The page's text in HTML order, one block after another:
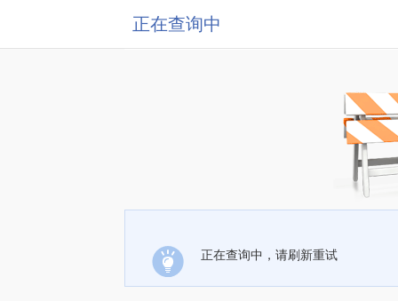
正在查询中
正在查询中，请刷新重试